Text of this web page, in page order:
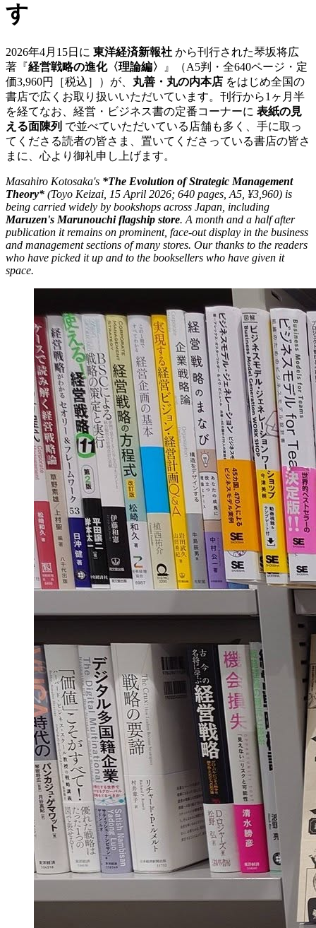
す
2026年4月15日に 東洋経済新報社 から刊行された琴坂将広
著『経営戦略の進化〈理論編〉
』（A5判・全640ページ・定
価3,960円［税込］）が、 丸善・丸の内本店 をはじめ全国の
書店で広くお取り扱いいただいています。刊行から1ヶ月半
を経てなお、経営・ビジネス書の定番コーナーに 表紙の見
える面陳列 で並べていただいている店舗も多く、手に取っ
てくださる読者の皆さま、置いてくださっている書店の皆さ
まに、心より御礼申し上げます。
Masahiro Kotosaka's *The Evolution of Strategic Management
Theory* (Toyo Keizai, 15 April 2026; 640 pages, A5, ¥3,960) is
being carried widely by bookshops across Japan, including
Maruzen's Marunouchi flagship store. A month and a half after
publication it remains on prominent, face-out display in the business
and management sections of many stores. Our thanks to the readers
who have picked it up and to the booksellers who have given it
space.